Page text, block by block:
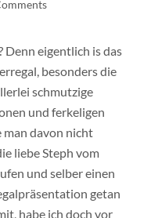
Denn eigentlich is das
besonders die
schmutzige
und ferkeligen
man davon nicht
liebe Steph vom
und selber einen
getan
habe ich doch vor